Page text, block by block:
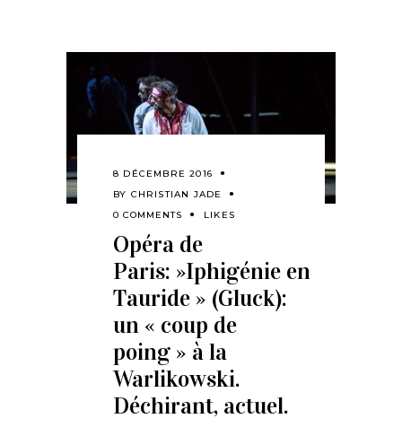
8 DÉCEMBRE 2016
BY CHRISTIAN JADE
0 COMMENTS
LIKES
Opéra de
Paris: »Iphigénie en
Tauride » (Gluck):
un « coup de
poing » à la
Warlikowski.
Déchirant, actuel.